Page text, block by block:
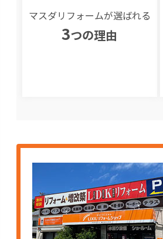
マスダリフォームが選ばれる
3つの理由